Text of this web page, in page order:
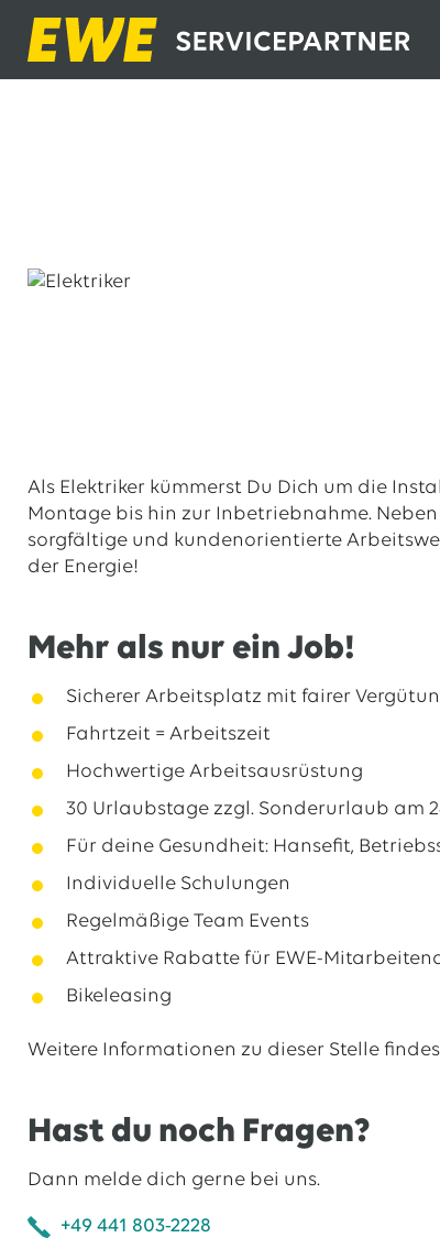
Als Elektriker kümmerst Du Dich um die
Montage bis hin zur Inbetriebnahme.
sorgfältige und kundenorientierte
der Energie!
Mehr als nur ein Job!
Sicherer Arbeitsplatz mit fairer
Fahrtzeit = Arbeitszeit
Hochwertige Arbeitsausrüstung
30 Urlaubstage zzgl. Sonderurlaub am
Für deine Gesundheit: Hansefit,
Individuelle Schulungen
Regelmäßige Team Events
Attraktive Rabatte für EWE-
Bikeleasing
Weitere Informationen zu dieser Stelle
Hast du noch Fragen?
Dann melde dich gerne bei uns.
+49 441 803-2228